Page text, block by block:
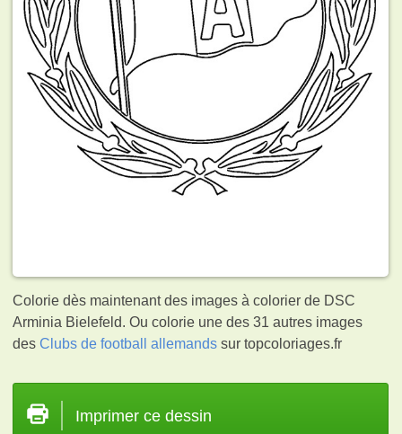
Colorie dès maintenant des images à colorier de DSC
Arminia Bielefeld. Ou colorie une des 31 autres images
desClubs de football allemands sur topcoloriages.fr
Imprimer ce dessin